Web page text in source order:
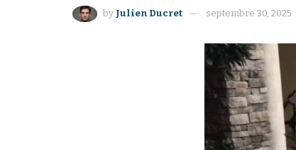
by Julien Ducret septembre 30, 2025